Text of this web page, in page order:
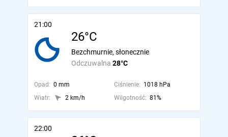
21:00
26°C
Odczuwalna 28°C
Bezchmurnie, słonecznie
Opad: 0 mm Ciśnienie: 1018 hPa
Wiatr:
2 km/h Wilgotność: 81%
22:00